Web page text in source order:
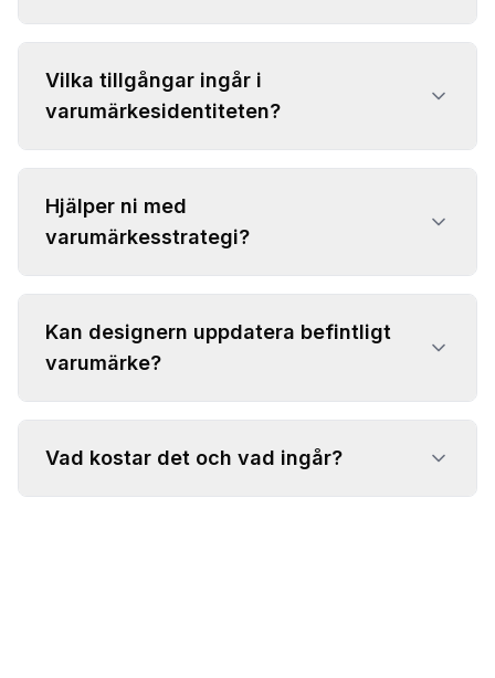
Vilka tillgångar ingår i
varumärkesidentiteten?
Hjälper ni med
varumärkesstrategi?
Kan designern uppdatera befintligt
varumärke?
Vad kostar det och vad ingår?